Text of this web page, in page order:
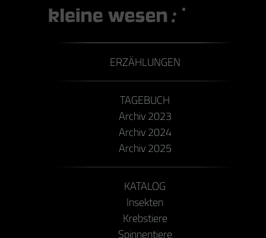
ERZÄHLUNGEN
TAGEBUCH
Archiv 2023
Archiv 2024
Archiv 2025
KATALOG
Insekten
Krebstiere
Spinnentiere